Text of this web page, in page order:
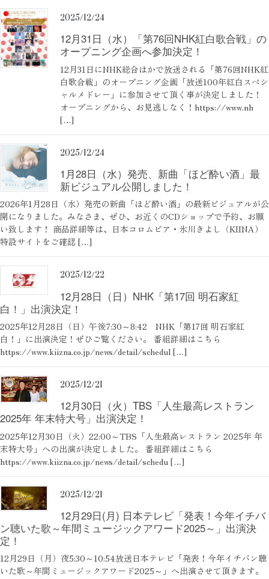
2025/12/24
12月31日（水）「第76回NHK紅白歌合戦」の
オープニング企画へ参加決定！
12月31日にNHK総合ほかで放送される「第76回NHK紅
白歌合戦」のオープニング企画「放送100年紅白スペシ
ャルメドレー」に参加させて頂く事が決定しました！
オープニングから、お見逃しなく！https://www.nh
[…]
2025/12/24
1月28日（水）発売、新曲「ほど酔い酒」最
新ビジュアル公開しました！
2026年1月28日（水）発売の新曲「ほど酔い酒」の最新ビジュアルが公
開になりました。みなさま、ぜひ、お近くのCDショップで予約、お願
い致します！ 商品詳細等は、日本コロムビア・氷川きよし（KIINA）
特設サイトをご確認 […]
2025/12/22
12月28日（日）NHK「第17回 明石家紅
白！」出演決定！
2025年12月28日（日）午後7:30～8:42 NHK「第17回 明石家紅
白！」に出演決定！ぜひご覧ください。 番組詳細はこちら
https://www.kiizna.co.jp/news/detail/schedul […]
2025/12/21
12月30日（火）TBS「人生最高レストラン
2025年 年末特大号」出演決定！
2025年12月30日（火）22:00～TBS「人生最高レストラン 2025年 年
末特大号」への出演が決定しました。 番組詳細はこちら
https://www.kiizna.co.jp/news/detail/schedu […]
2025/12/21
12月29日(月) 日本テレビ「発表！今年イチバ
ン聴いた歌～年間ミュージックアワード2025～」出演決
定！
12月29日（月）夜5:30～10:54放送日本テレビ「発表！今年イチバン聴
いた歌～年間ミュージックアワード2025～」へ出演させて頂きます。